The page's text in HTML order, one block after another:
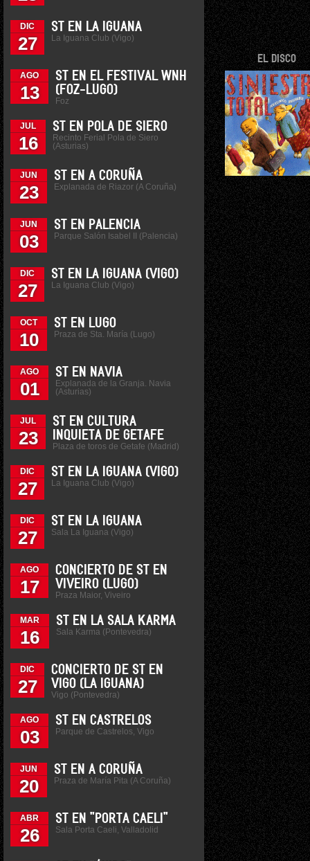
DIC
27
ST EN LA IGUANA
La Iguana Club (Vigo)
AGO
13
ST EN EL FESTIVAL WNH
(FOZ-LUGO)
Foz
JUL
16
ST EN POLA DE SIERO
Recinto Ferial Pola de Siero
(Asturias)
JUN
23
ST EN A CORUÑA
Explanada de Riazor (A Coruña)
JUN
03
ST EN PALENCIA
Parque Salón Isabel II (Palencia)
DIC
27
ST EN LA IGUANA (VIGO)
La Iguana Club (Vigo)
OCT
10
ST EN LUGO
Praza de Sta. María (Lugo)
AGO
01
ST EN NAVIA
Explanada de la Granja. Navia
(Asturias)
JUL
23
ST EN CULTURA
INQUIETA DE GETAFE
Plaza de toros de Getafe (Madrid)
DIC
27
ST EN LA IGUANA (VIGO)
La Iguana Club (Vigo)
DIC
27
ST EN LA IGUANA
Sala La Iguana (Vigo)
AGO
17
CONCIERTO DE ST EN
VIVEIRO (LUGO)
Praza Maior, Viveiro
MAR
16
ST EN LA SALA KARMA
Sala Karma (Pontevedra)
DIC
27
CONCIERTO DE ST EN
VIGO (LA IGUANA)
Vigo (Pontevedra)
AGO
03
ST EN CASTRELOS
Parque de Castrelos, Vigo
JUN
20
ST EN A CORUÑA
Praza de María Pita (A Coruña)
ABR
26
ST EN "PORTA CAELI"
Sala Porta Caeli, Valladolid
EL DISCO